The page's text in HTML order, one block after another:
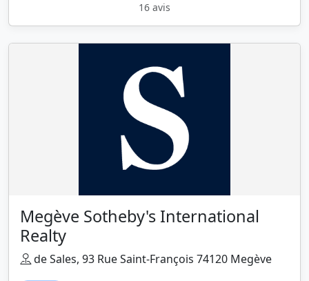
16 avis
Megève Sotheby's International
Realty
de Sales, 93 Rue Saint-François 74120 Megève